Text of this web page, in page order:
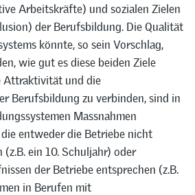
Arbeitskräfte) und sozialen Zielen
der Berufsbildung. Die Qualität
könnte, so sein Vorschlag,
wie gut es diese beiden Ziele
Attraktivität und die
Berufsbildung zu verbinden, sind in
Massnahmen
entweder die Betriebe nicht
ein 10. Schuljahr) oder
der Betriebe entsprechen (z.B.
in Berufen mit